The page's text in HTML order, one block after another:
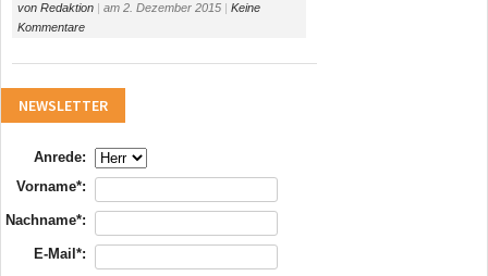
von Redaktion | am 2. Dezember 2015 | Keine
Kommentare
NEWSLETTER
Anrede:
Vorname*:
Nachname*:
E-Mail*: